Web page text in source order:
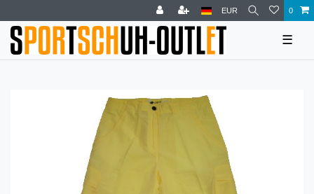
EUR 0
☰